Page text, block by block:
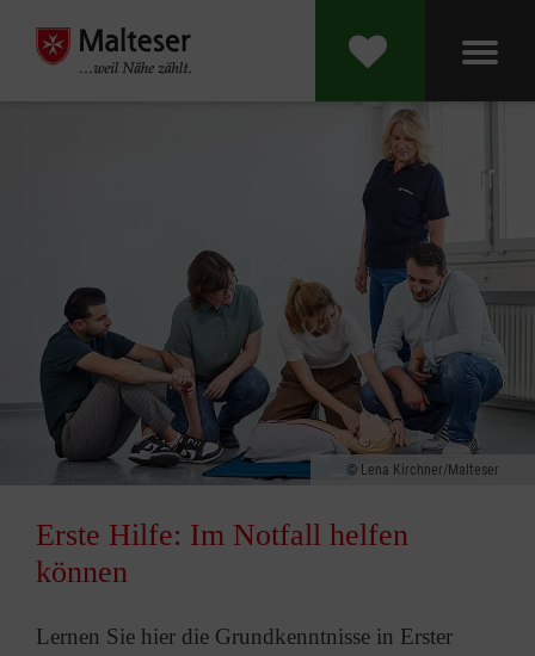
Lena Kirchner/Malteser
Erste Hilfe: Im Notfall helfen
können
Lernen Sie hier die Grundkenntnisse in Erster